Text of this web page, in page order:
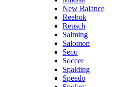
New Balance
Reebok
Reusch
Salming
Salomon
Seco
Soccer
Spalding
Speedo